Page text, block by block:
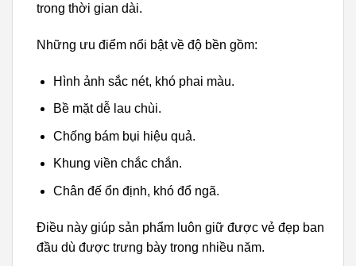
trong thời gian dài.
Những ưu điểm nổi bật về độ bền gồm:
Hình ảnh sắc nét, khó phai màu.
Bề mặt dễ lau chùi.
Chống bám bụi hiệu quả.
Khung viền chắc chắn.
Chân đế ổn định, khó đổ ngã.
Điều này giúp sản phẩm luôn giữ được vẻ đẹp ban
đầu dù được trưng bày trong nhiều năm.